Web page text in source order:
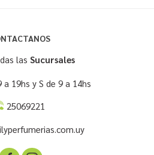
las Sucursales
a 19hs y S de 9 a 14hs
25069221